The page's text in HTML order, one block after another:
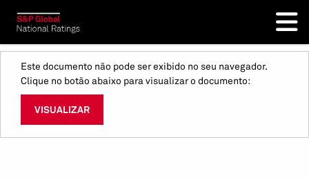
Este documento não pode ser exibido no seu navegador.
Clique no botão abaixo para visualizar o documento:
VISUALIZAR